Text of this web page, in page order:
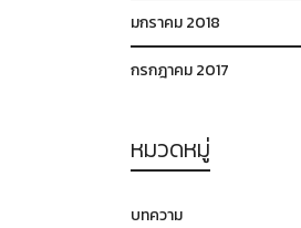
มกราคม 2018
กรกฎาคม 2017
หมวดหมู่
บทความ